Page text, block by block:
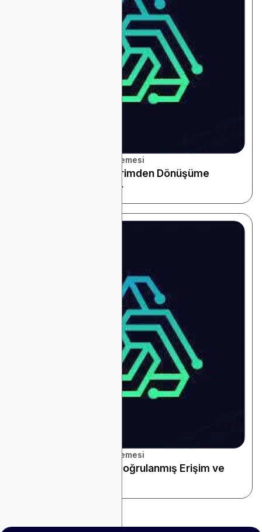
Platform ve Araçlar İncelemesi
Ölçüm ve Atıf: Gösterimden Dönüşüme
Doğrulanmış Sonuçlar
Platform ve Araçlar İncelemesi
Bağlantılı TV (CTV): Doğrulanmış Erişim ve